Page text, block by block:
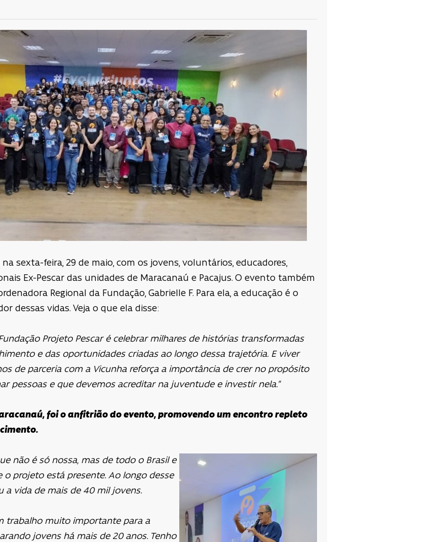
sexta-feira, 29 de maio, com os jovens, voluntários, educadores,
Ex-Pescar das unidades de Maracanaú e Pacajus. O evento também
Regional da Fundação, Gabrielle F. Para ela, a educação é o
dessas vidas. Veja o que ela disse:
Projeto Pescar é celebrar milhares de histórias transformadas
e das oportunidades criadas ao longo dessa trajetória. E viver
de parceria com a Vicunha reforça a importância de crer no propósito
pessoas e que devemos acreditar na juventude e investir nela.”
foi o anfitrião do evento, promovendo um encontro repleto
não é só nossa, mas de todo o Brasil e
projeto está presente. Ao longo desse
a vida de mais de 40 mil jovens.
trabalho muito importante para a
jovens há mais de 20 anos. Tenho